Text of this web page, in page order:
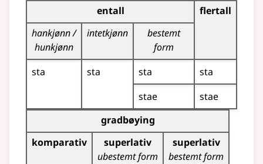
Bøyingstabell for dette adjektivet
entall
flertall
hankjønn /
hunkjønn
intetkjønn
bestemt
form
sta
sta sta
sta
stae
stae
Bøyingstabell for dette adjektivet (gradbøying)
gradbøying
komparativ
superlativ
ubestemt form
superlativ
bestemt form